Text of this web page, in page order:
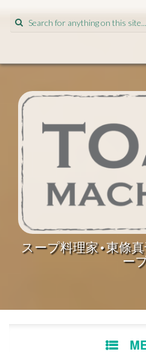
Search
for:
スープ料理家•東條
ー